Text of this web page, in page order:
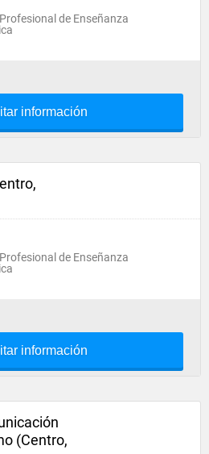
de Enseñanza
información
de Enseñanza
información
(Centro,